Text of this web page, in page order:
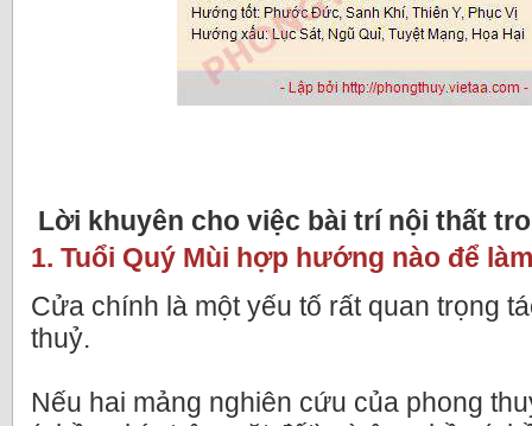
Lời khuyên cho việc bài trí nội thất
1. Tuổi Quý Mùi hợp hướng nào để
Cửa chính là một yếu tố rất quan trọng
thuỷ.
Nếu hai mảng nghiên cứu của phong